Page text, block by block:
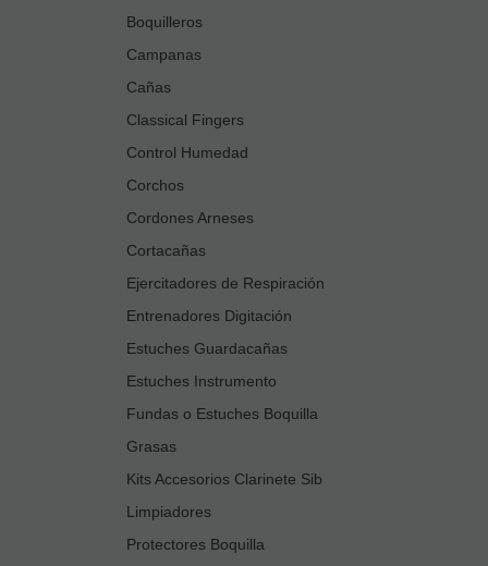
Boquilleros
Campanas
Cañas
Classical Fingers
Control Humedad
Corchos
Cordones Arneses
Cortacañas
Ejercitadores de Respiración
Entrenadores Digitación
Estuches Guardacañas
Estuches Instrumento
Fundas o Estuches Boquilla
Grasas
Kits Accesorios Clarinete Sib
Limpiadores
Protectores Boquilla